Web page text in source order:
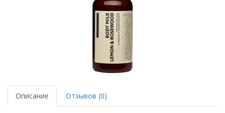
Описание Отзывов (0)